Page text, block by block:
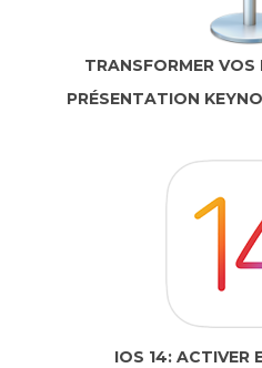
TRANSFORMER VOS
PRÉSENTATION
IOS 14: ACTIVER